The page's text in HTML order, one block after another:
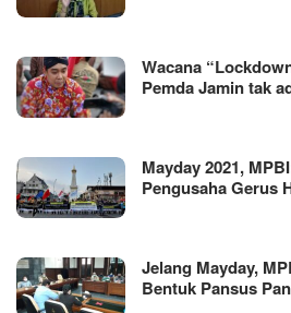
Wacana
Pemda Jamin tak
Mayday 2021,
Pengusaha Gerus
Jelang Mayday,
Bentuk Pansus